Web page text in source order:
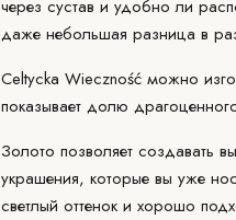
через сустав и удобно ли
даже небольшая разница в
Celtycka Wieczność можно
показывает долю
Золото позволяет создавать
украшения, которые вы уже
светлый оттенок и хорошо